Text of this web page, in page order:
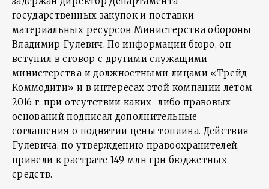
государственных закупок и поставки
материальных ресурсов Министерства обороны
Владимир Гулевич. По информации бюро, он
вступил в сговор с другими служащими
министерства и должностными лицами «Трейд
Коммодити» и в интересах этой компании летом
2016 г. при отсутствии каких-либо правовых
оснований подписал дополнительные
соглашения о поднятии цены топлива. Действия
Гулевича, по утверждению правоохранителей,
привели к растрате 149 млн грн бюджетных
средств.